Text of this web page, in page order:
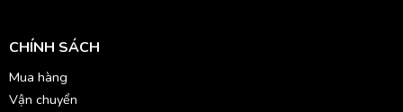
CHÍNH SÁCH
Mua hàng
Vận chuyển